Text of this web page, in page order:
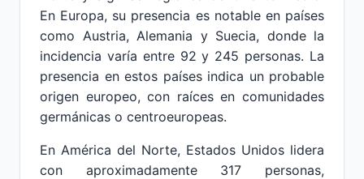
En Europa, su presencia es notable en países
como Austria, Alemania y Suecia, donde la
incidencia varía entre 92 y 245 personas. La
presencia en estos países indica un probable
origen europeo, con raíces en comunidades
germánicas o centroeuropeas.
En América del Norte, Estados Unidos lidera
con aproximadamente 317 personas,